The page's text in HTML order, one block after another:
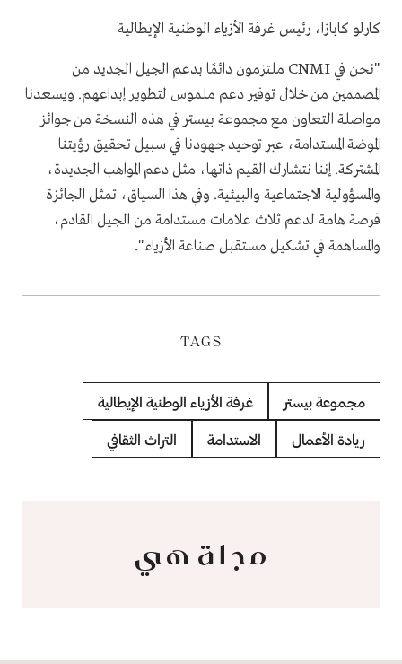
كارلو كابازا، رئيس غرفة الأزياء الوطنية الإيطالية
"نحن في CNMI ملتزمون دائمًا بدعم الجيل الجديد من
المصممين من خلال توفير دعم ملموس لتطوير إبداعهم. ويسعدنا
مواصلة التعاون مع مجموعة بيستر في هذه النسخة من جوائز
الموضة المستدامة، عبر توحيد جهودنا في سبيل تحقيق رؤيتنا
المشتركة. إننا نتشارك القيم ذاتها، مثل دعم المواهب الجديدة،
والمسؤولية الاجتماعية والبيئية. وفي هذا السياق، تمثل الجائزة
فرصة هامة لدعم ثلاث علامات مستدامة من الجيل القادم،
والمساهمة في تشكيل مستقبل صناعة الأزياء."
TAGS
مجموعة بيستر غرفة الأزياء الوطنية الإيطالية
ريادة الأعمال الاستدامة التراث الثقافي
مجلة هي